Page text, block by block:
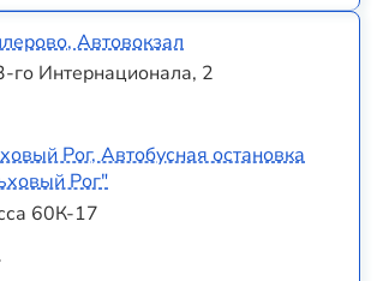
Автовокзал
го Интернационала, 2
Рог, Автобусная остановка
Рог"
60К-17